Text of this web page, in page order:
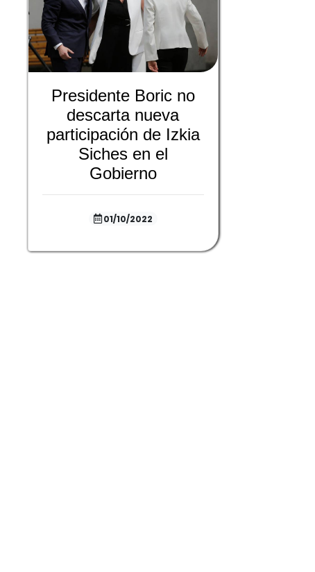
Presidente Boric no
descarta nueva
participación de Izkia
Siches en el
Gobierno
01/10/2022